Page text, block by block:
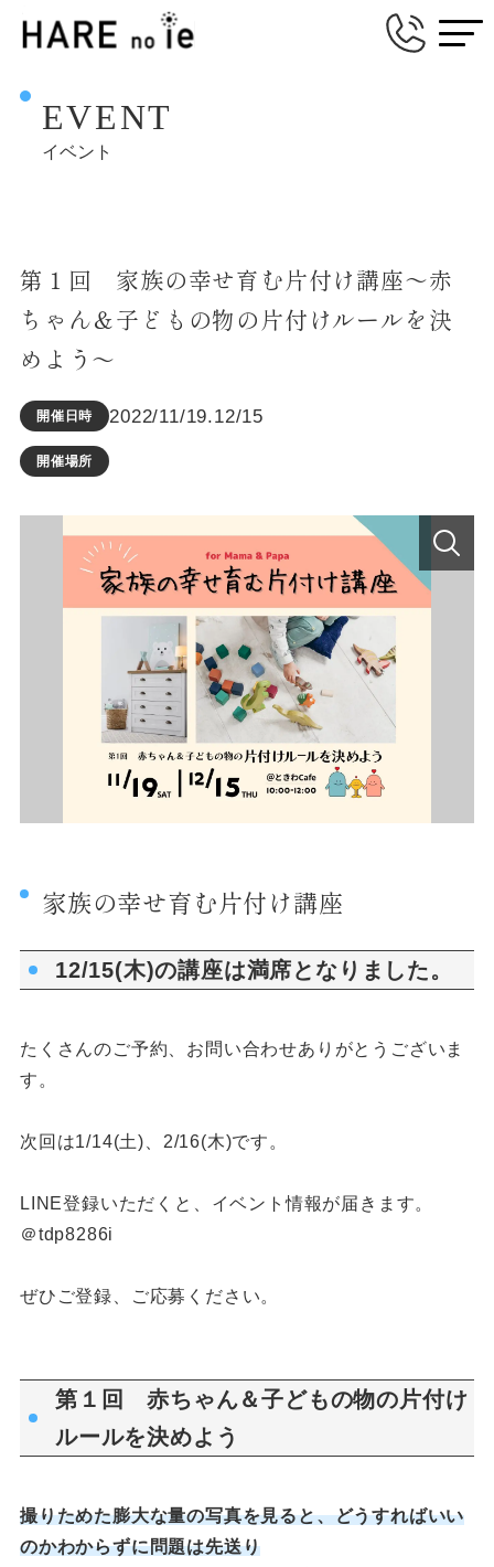
EVENT
イベント
第１回 家族の幸せ育む片付け講座～赤
ちゃん＆子どもの物の片付けルールを決
めよう～
開催日時 2022/11/19.12/15
開催場所
家族の幸せ育む片付け講座
12/15(木)の講座は満席となりました。
たくさんのご予約、お問い合わせありがとうございま
す。
次回は1/14(土)、2/16(木)です。
LINE登録いただくと、イベント情報が届きます。
＠tdp8286i
ぜひご登録、ご応募ください。
第１回 赤ちゃん＆子どもの物の片付け
ルールを決めよう
撮りためた膨大な量の写真を見ると、どうすればいい
のかわからずに問題は先送り